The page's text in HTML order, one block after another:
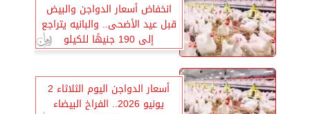
انخفاض أسعار الدواجن والبيض
قبل عيد الأضحى.. والبانيه يتراجع
إلى 190 جنيهًا للكيلو
أسعار الدواجن اليوم الثلاثاء 2
يونيو 2026.. الفراخ البيضاء